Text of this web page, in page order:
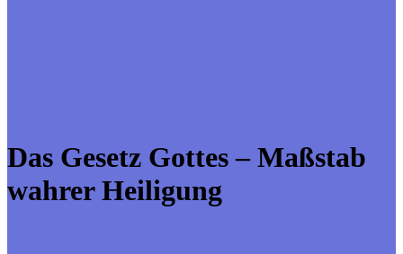
Das Gesetz Gottes – Maßstab
wahrer Heiligung